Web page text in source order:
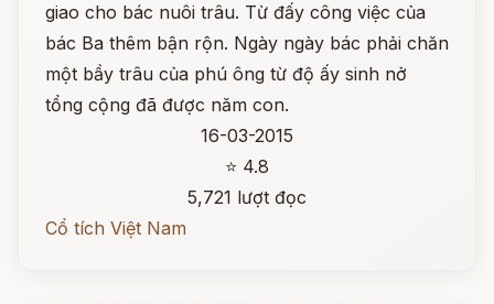
giao cho bác nuôi trâu. Từ đấy công việc của
bác Ba thêm bận rộn. Ngày ngày bác phải chăn
một bầy trâu của phú ông từ độ ấy sinh nở
tổng cộng đã được năm con.
16-03-2015
⭐ 4.8
5,721 lượt đọc
Cổ tích Việt Nam